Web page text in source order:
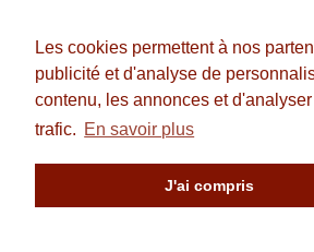
Les cookies permettent à nos
publicité et d'analyse de
contenu, les annonces et
trafic. En savoir plus
J'ai compris